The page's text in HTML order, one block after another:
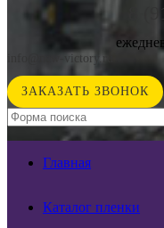
8
info@new-victory.ru
ЗАКАЗАТЬ ЗВОНОК
Главная
Каталог пленки